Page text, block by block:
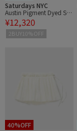
Saturdays NYC
Austin Pigment Dyed Sw
eat Short Pant
¥12,320
2BUY10%OFF
40%OFF